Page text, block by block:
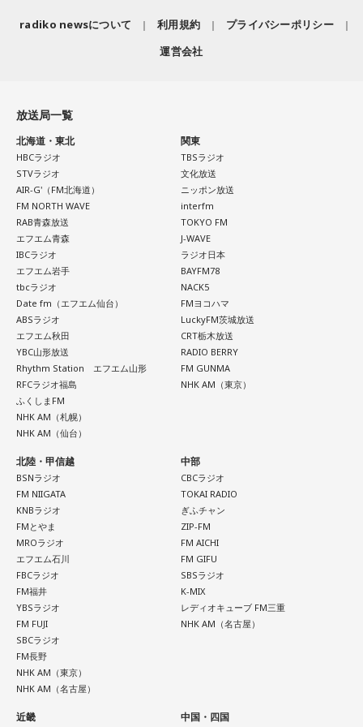
radiko newsについて 利用規約
プライバシーポリシー
運営会社
放送局一覧
北海道・東北
HBCラジオ
STVラジオ
AIR-G'（FM北海道）
FM NORTH WAVE
RAB青森放送
エフエム青森
IBCラジオ
エフエム岩手
tbcラジオ
Date fm（エフエム仙台）
ABSラジオ
エフエム秋田
YBC山形放送
Rhythm Station エフエム山形
RFCラジオ福島
ふくしまFM
NHK AM（札幌）
NHK AM（仙台）
関東
TBSラジオ
文化放送
ニッポン放送
interfm
TOKYO FM
J-WAVE
ラジオ日本
BAYFM78
NACK5
FMヨコハマ
LuckyFM茨城放送
CRT栃木放送
RADIO BERRY
FM GUNMA
NHK AM（東京）
北陸・甲信越
BSNラジオ
FM NIIGATA
KNBラジオ
FMとやま
MROラジオ
エフエム石川
FBCラジオ
FM福井
YBSラジオ
FM FUJI
SBCラジオ
FM長野
NHK AM（東京）
NHK AM（名古屋）
中部
CBCラジオ
TOKAI RADIO
ぎふチャン
ZIP-FM
FM AICHI
FM GIFU
SBSラジオ
K-MIX
レディオキューブ FM三重
NHK AM（名古屋）
近畿 中国・四国